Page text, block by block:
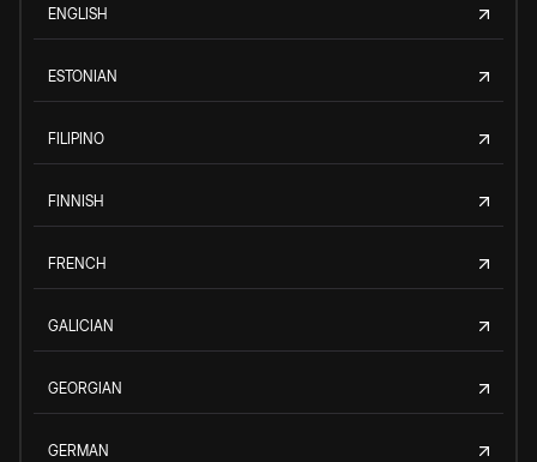
ENGLISH
ESTONIAN
FILIPINO
FINNISH
FRENCH
GALICIAN
GEORGIAN
GERMAN